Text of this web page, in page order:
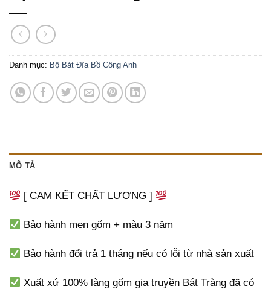
Danh mục: Bộ Bát Đĩa Bồ Công Anh
MÔ TẢ
[ CAM KẾT CHẤT LƯỢNG ]
Bảo hành men gốm + màu 3 năm
Bảo hành đổi trả 1 tháng nếu có lỗi từ nhà sản xuất
Xuất xứ 100% làng gốm gia truyền Bát Tràng đã có